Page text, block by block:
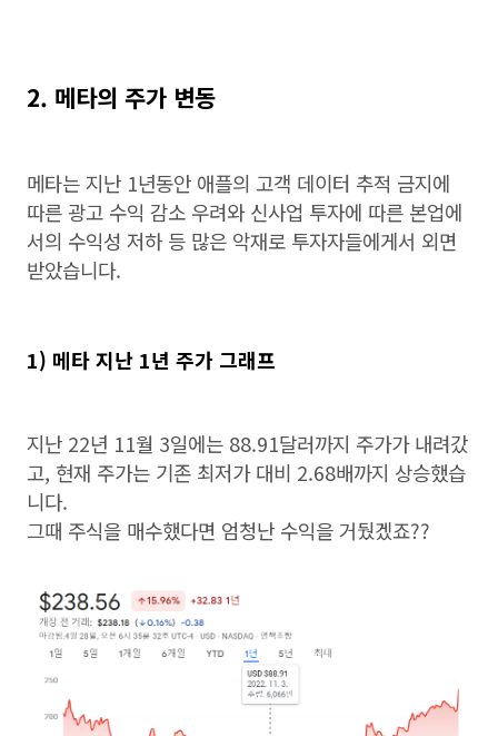
2. 메타의 주가 변동
메타는 지난 1년동안 애플의 고객 데이터 추적 금지에
따른 광고 수익 감소 우려와 신사업 투자에 따른 본업에
서의 수익성 저하 등 많은 악재로 투자자들에게서 외면
받았습니다.
1) 메타 지난 1년 주가 그래프
지난 22년 11월 3일에는 88.91달러까지 주가가 내려갔
고, 현재 주가는 기존 최저가 대비 2.68배까지 상승했습
니다.
그때 주식을 매수했다면 엄청난 수익을 거뒀겠죠??